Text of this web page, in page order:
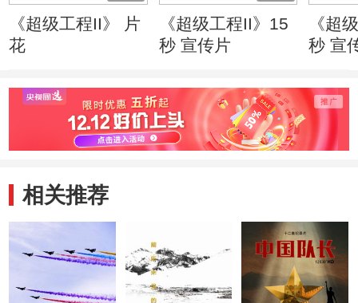
《超级工程II》 片
花
《超级工程II》15
秒 宣传片
《超
秒 宣
相关推荐